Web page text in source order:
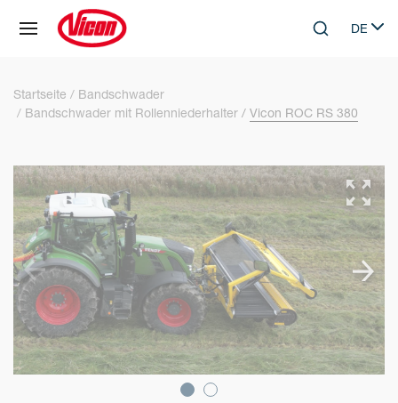
Skip to main contentSearchDE
Select
Startseite
Bandschwader
Bandschwader mit Rollenniederhalter
Vicon ROC RS 380
Cookie-Einstellungen